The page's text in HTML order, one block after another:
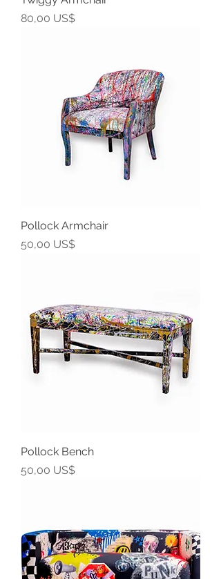
Precio
80,00 US$
Pollock Armchair
Precio
50,00 US$
Pollock Bench
Precio
50,00 US$